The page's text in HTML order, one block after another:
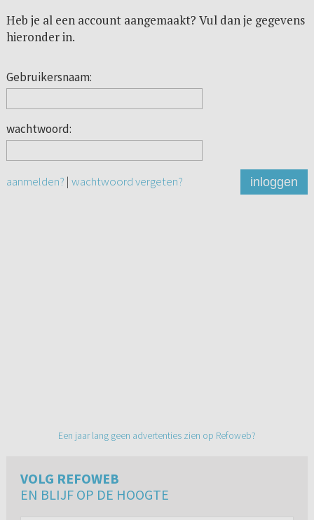
Heb je al een account aangemaakt? Vul dan je gegevens
hieronder in.
Gebruikersnaam:
wachtwoord:
aanmelden? | wachtwoord vergeten? inloggen
Een jaar lang geen advertenties zien op Refoweb?
VOLG REFOWEB
EN BLIJF OP DE HOOGTE